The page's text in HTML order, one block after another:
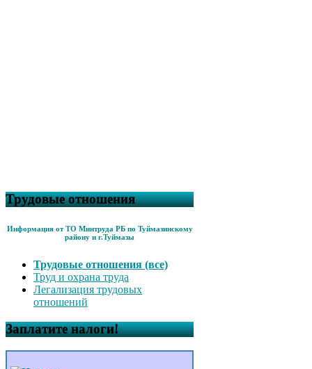
Трудовые отношения
Информация от ТО Минтруда РБ по Туймазинскому
району и г.Туймазы
Трудовые отношения (все)
Труд и охрана труда
Легализация трудовых
отношений
Заплатите налоги!